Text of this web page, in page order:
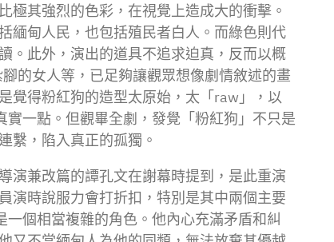
極其強烈的色彩，在視覺上造成大的衝擊。
緬甸人民，也包括殖民者白人。而綠色則代
。此外，演出的道具不追求迫真，反而以概
的女人等，已足夠讓觀眾想像劇情敘述的畫
覺得粉紅狗的造型太原始，太「raw」，以
一點。但觀畢全劇，發覺「粉紅狗」不只是
繫，陷入真正的孤獨。
演兼改篇的譚孔文在謝幕時提到，是此重演
演時說服力會打折扣，特別是其中兩個主要
個相當複雜的角色。他內心充滿矛盾和糾